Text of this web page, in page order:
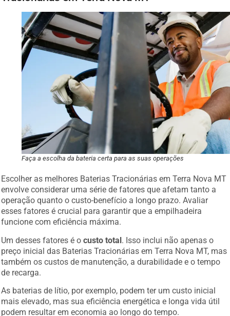
Faça a escolha da bateria certa para as suas operações
Escolher as melhores Baterias Tracionárias em Terra Nova MT
envolve considerar uma série de fatores que afetam tanto a
operação quanto o custo-benefício a longo prazo. Avaliar
esses fatores é crucial para garantir que a empilhadeira
funcione com eficiência máxima.
Um desses fatores é ocusto total. Isso inclui não apenas o
preço inicial das Baterias Tracionárias em Terra Nova MT, mas
também os custos de manutenção, a durabilidade e o tempo
de recarga.
As baterias de lítio, por exemplo, podem ter um custo inicial
mais elevado, mas sua eficiência energética e longa vida útil
podem resultar em economia ao longo do tempo.